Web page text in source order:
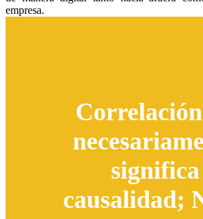
empresa.
significa
causalidad;